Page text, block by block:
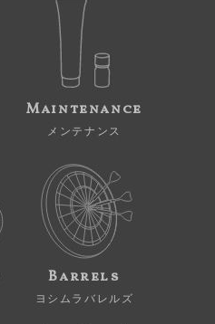
Maintenance
メンテナンス
Barrels
ヨシムラバレルズ